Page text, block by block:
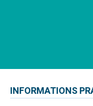
INFORMATIONS